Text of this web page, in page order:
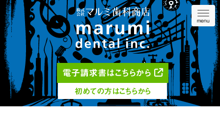
menu
電子請求書はこちらから
初めての方はこちらから